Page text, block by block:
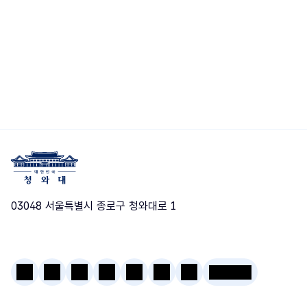
03048 서울특별시 종로구 청와대로 1
유튜브틱톡 페이스북
엑스 인스타그램
블로그카카오채널청와대 엑스(구 트위터)